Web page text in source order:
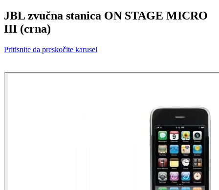
JBL zvučna stanica ON STAGE MICRO
III (crna)
Pritisnite da preskočite karusel